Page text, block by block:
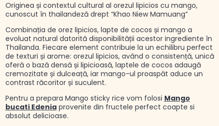
Originea și contextul cultural al orezul lipicios cu mango,
cunoscut în thailandeză drept “Khao Niew Mamuang”
Combinația de orez lipicios, lapte de cocos și mango a
evoluat natural datorită disponibilității acestor ingrediente în
Thailanda. Fiecare element contribuie la un echilibru perfect
de texturi și arome: orezul lipicios, având o consistență, unică
oferă o bază densă și lipicioasă, laptele de cocos adaugă
cremozitate și dulceață, iar mango-ul proaspăt aduce un
contrast răcoritor și suculent.
Pentru a prepara Mango sticky rice vom folosi Mango
bucati Edeniaprovenite din fructele perfect coapte si
absolut delicioase.